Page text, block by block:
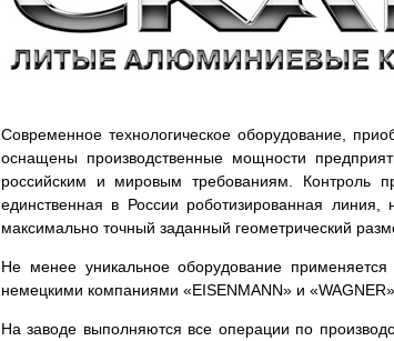
Современное технологическое оборудование,
оснащены производственные мощности
российским и мировым требованиям. Контроль
единственная в России роботизированная линия,
максимально точный заданный геометрический
Не менее уникальное оборудование
немецкими компаниями «EISENMANN» и
На заводе выполняются все операции по